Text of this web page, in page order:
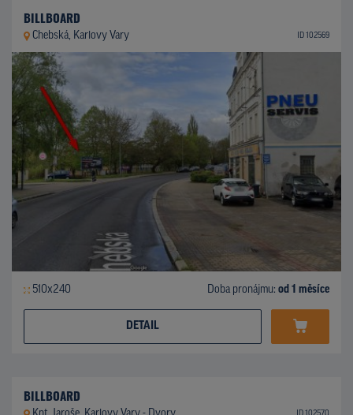
BILLBOARD
Chebská, Karlovy Vary ID 102569
510x240 Doba pronájmu: od 1 měsíce
DETAIL
BILLBOARD